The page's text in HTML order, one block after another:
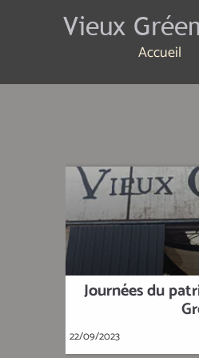
Accueil
Vieux
Journées du
22/09/2023